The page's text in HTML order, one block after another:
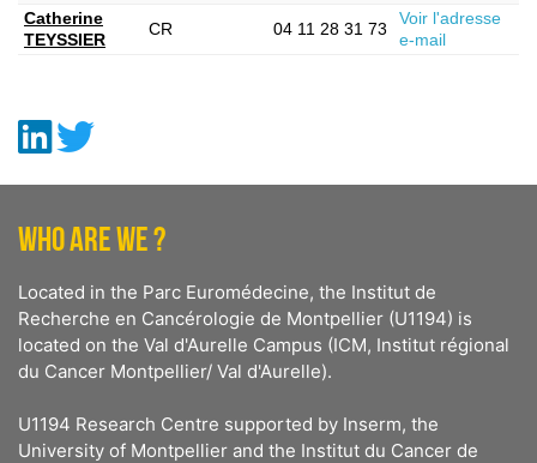
Catherine
TEYSSIER
CR 04 11 28 31 73
Voir l'adresse
e-mail
WHO ARE WE ?
Located in the Parc Euromédecine, the Institut de
Recherche en Cancérologie de Montpellier (U1194) is
located on the Val d'Aurelle Campus (ICM, Institut régional
du Cancer Montpellier/ Val d'Aurelle).
U1194 Research Centre supported by Inserm, the
University of Montpellier and the Institut du Cancer de